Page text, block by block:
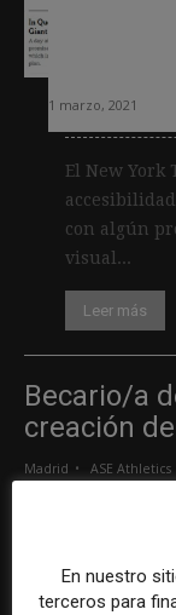
1 marzo, 2021
El New York
con algún
visual...
Leer más
Becario/a
creación
Madrid ASE Athletics
Creador/a
Barcelona Gods
En nuestro
terceros para